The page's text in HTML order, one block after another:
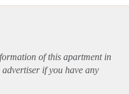
of this apartmentin
if you have any